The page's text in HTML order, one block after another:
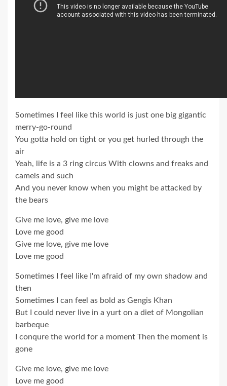
Sometimes I feel like this world is just one big gigantic
merry-go-round
You gotta hold on tight or you get hurled through the
air
Yeah, life is a 3 ring circus With clowns and freaks and
camels and such
And you never know when you might be attacked by
the bears
Give me love, give me love
Love me good
Give me love, give me love
Love me good
Sometimes I feel like I'm afraid of my own shadow and
then
Sometimes I can feel as bold as Gengis Khan
But I could never live in a yurt on a diet of Mongolian
barbeque
I conqure the world for a moment Then the moment is
gone
Give me love, give me love
Love me good